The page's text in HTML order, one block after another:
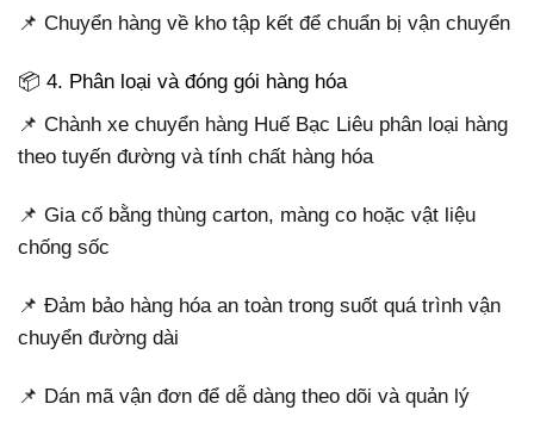
📌 Chuyển hàng về kho tập kết để chuẩn bị vận chuyển
📦 4. Phân loại và đóng gói hàng hóa
📌 Chành xe chuyển hàng Huế Bạc Liêu phân loại hàng
theo tuyến đường và tính chất hàng hóa
📌 Gia cố bằng thùng carton, màng co hoặc vật liệu
chống sốc
📌 Đảm bảo hàng hóa an toàn trong suốt quá trình vận
chuyển đường dài
📌 Dán mã vận đơn để dễ dàng theo dõi và quản lý